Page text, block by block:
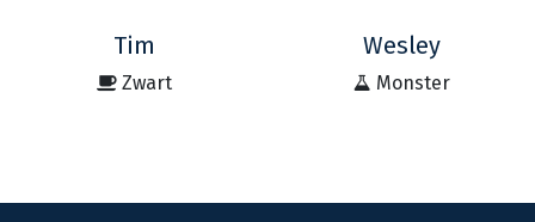
Tim
Zwart
Wesley
Monster